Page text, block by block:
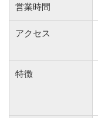
営業時間
アクセス
特徴